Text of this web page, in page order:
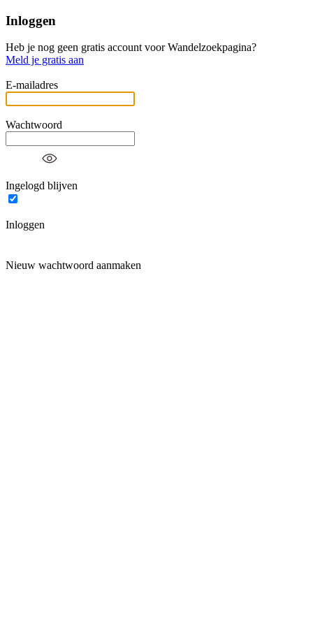
Inloggen
Heb je nog geen gratis account voor Wandelzoekpagina?
Meld je gratis aan
E-mailadres
Wachtwoord
Ingelogd blijven
Inloggen
Nieuw wachtwoord aanmaken